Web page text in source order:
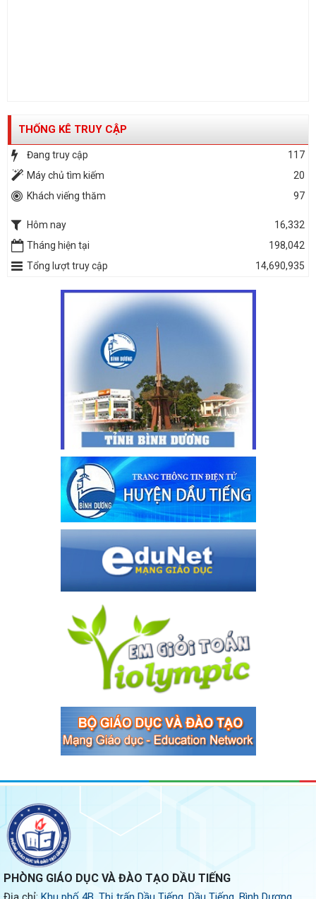
THỐNG KÊ TRUY CẬP
Đang truy cập
117
Máy chủ tìm kiếm
20
Khách viếng thăm
97
Hôm nay
16,332
Tháng hiện tại
198,042
Tổng lượt truy cập
14,690,935
PHÒNG GIÁO DỤC VÀ ĐÀO TẠO DẦU TIẾNG